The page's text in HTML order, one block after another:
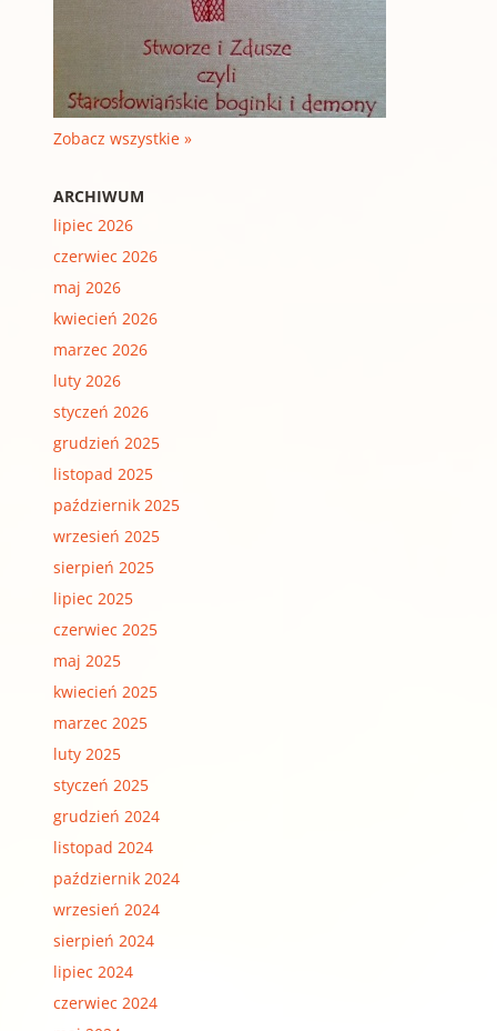
Zobacz wszystkie »
ARCHIWUM
lipiec 2026
czerwiec 2026
maj 2026
kwiecień 2026
marzec 2026
luty 2026
styczeń 2026
grudzień 2025
listopad 2025
październik 2025
wrzesień 2025
sierpień 2025
lipiec 2025
czerwiec 2025
maj 2025
kwiecień 2025
marzec 2025
luty 2025
styczeń 2025
grudzień 2024
listopad 2024
październik 2024
wrzesień 2024
sierpień 2024
lipiec 2024
czerwiec 2024